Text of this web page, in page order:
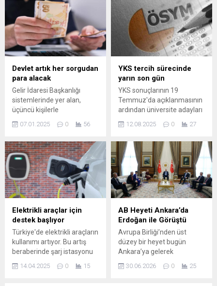
değer kazanması, şirketin
yatırımcılar nezdindeki
cazibesini artırdı. Firma,
büyük yapay zekâ
harcamalarına borçlanmak
yerine güçlü nakit akışını
korumayı tercih etti; bu
yaklaşım mali dengede
olumlu etkiler yarattı.
Yenilenen Siri...
yanını kapı kapı dolaşarak
ambalaj atığı topluyor.
Osmangazi Belediyesi İklim
Değişikliği ve Sıfır Atık
Müdürlüğü, modern, temiz
ve sürdürülebilir bir
Osmangazi için çalışmalarını
aralıksız sürdürüyor. Bu
kapsamda ekipler, haftanın
altı günü 136 mahallede
düzenli...
Devlet artık her sorgudan
para alacak
Gelir İdaresi Başkanlığı
sistemlerinde yer alan,
üçüncü kişilerle
genel yönetim
idareleri dışındaki kamu
kurum ve kuruluşları ve
tüzel kişilerle paylaşılması
karşılığında sorgu veya
dönen kayıt başına 35 ...
07.01.2025 0 56
YKS tercih sürecinde
yarın son gün
YKS sonuçlarının 19
Temmuz'da açıklanmasının
ardından üniversite adayları
Ağustos'ta başlamıştı.
"ais.osym.gov.tr" internet
adresinden yapılabiliyor.
ÖSYM'nin açıklamasına
göre, adaylar tercih ...
12.08.2025 0 27
Elektrikli araçlar için
destek başlıyor
Türkiye'de elektrikli araçların
kullanımı artıyor. Bu artış
beraberinde şarj istasyonu
ihtiyacını da getirdi. Elektrikli
araçlar için şarj
14.04.2025 0 15
AB Heyeti Ankara’da
Erdoğan ile Görüştü
Avrupa Birliği’nden üst
düzey bir heyet bugün
Ankara’ya gelerek
Cumhurbaşkanı Recep
Tayyip Erdoğan ile bir araya
30.06.2026 0 25